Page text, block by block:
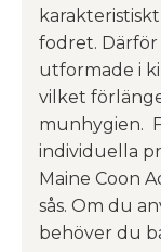
fodret.
utformade i
vilket
munhygien.
individuella
Maine Coon
sås. Om du
behöver du